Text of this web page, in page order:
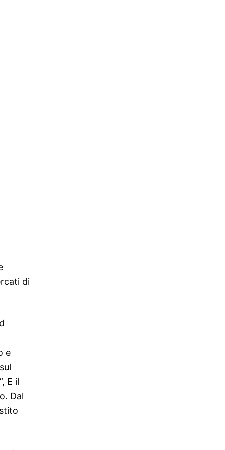
di
e
E il
Dal